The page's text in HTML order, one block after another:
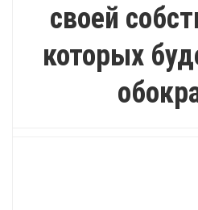
своей
которых